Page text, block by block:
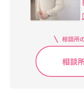
相談所
相談